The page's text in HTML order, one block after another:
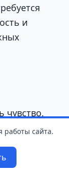
и
чувство,
много
личные
работы сайта.